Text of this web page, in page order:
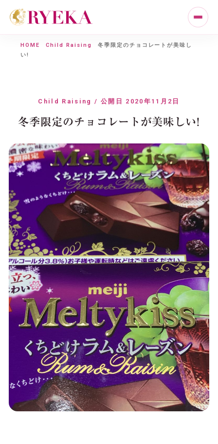
HOME Child Raising
冬季限定のチョコレートが美味し
い!
Child Raising / 公開日 2020年11月2日
冬季限定のチョコレートが美味しい!